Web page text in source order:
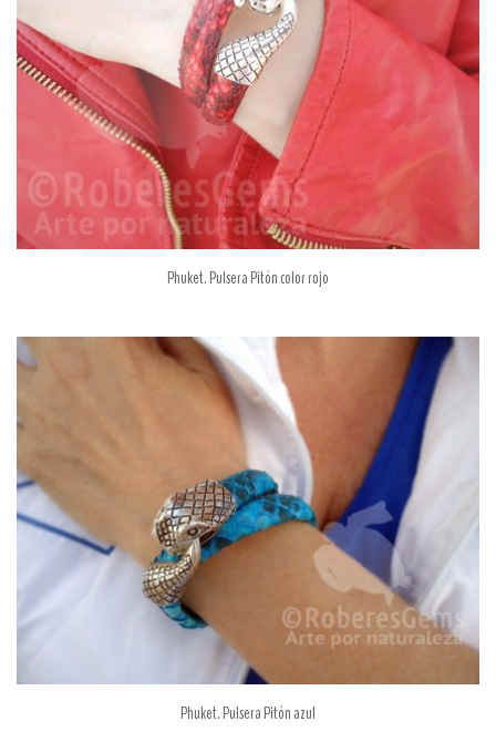
Phuket. Pulsera Pitón color rojo
Phuket. Pulsera Pitón azul